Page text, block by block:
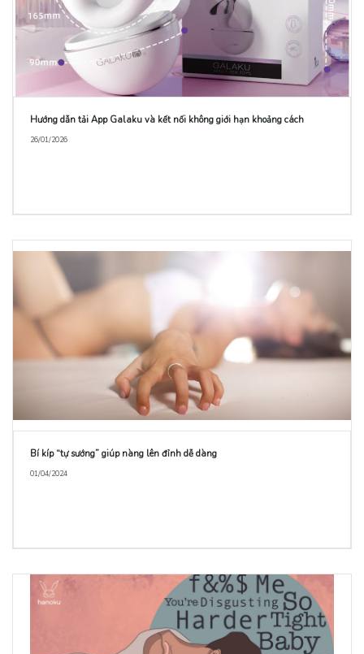
Hướng dẫn tải App Galaku và kết nối không giới hạn khoảng cách
26/01/2026
Bí kíp “tự sướng” giúp nàng lên đỉnh dễ dàng
01/04/2024